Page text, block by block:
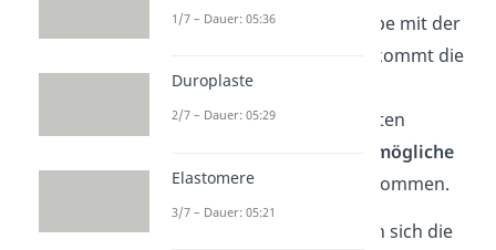
Die funktionelle Gruppe mit der
Priorität bekommt die
niedrigste
Die Substituenten sollten
kleinstmögliche
Positionsnummer bekommen.
Der letzte Punkt gilt, wenn sich die
1/7 – Dauer: 05:36
Duroplaste
2/7 – Dauer: 05:29
Elastomere
3/7 – Dauer: 05:21